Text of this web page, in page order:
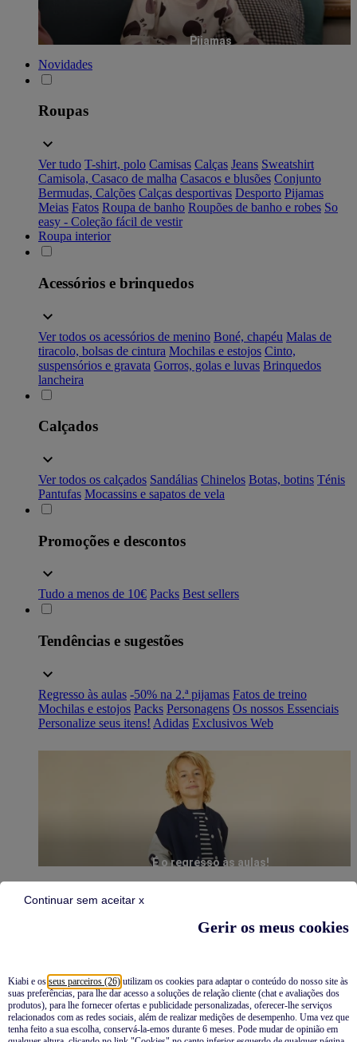
Gerir os meus cookies
Kiabi e os seus parceiros (26) utilizam os cookies para adaptar o conteúdo do nosso site às
suas preferências, para lhe dar acesso a soluções de relação cliente (chat e avaliações dos
produtos), para lhe fornecer ofertas e publicidade personalizadas, oferecer-lhe serviços
relacionados com as redes sociais, além de realizar medições de desempenho. Uma vez que
tenha feito a sua escolha, conservá-la-emos durante 6 meses. Pode mudar de opinião em
Continuar sem aceitar x
Pijamas
Novidades
Roupas
Ver tudo T-shirt, polo Camisas Calças Jeans Sweatshirt
Camisola, Casaco de malha Casacos e blusões Conjunto
Bermudas, Calções Calças desportivas Desporto Pijamas
Meias Fatos Roupa de banho Roupões de banho e robes So
easy - Coleção fácil de vestir
Roupa interior
Acessórios e brinquedos
Ver todos os acessórios de menino Boné, chapéu Malas de
tiracolo, bolsas de cintura Mochilas e estojos Cinto,
suspensórios e gravata Gorros, golas e luvas Brinquedos
lancheira
Calçados
Ver todos os calçados Sandálias Chinelos Botas, botins Ténis
Pantufas Mocassins e sapatos de vela
Promoções e descontos
Tudo a menos de 10€ Packs Best sellers
Tendências e sugestões
Regresso às aulas -50% na 2.ª pijamas Fatos de treino
Mochilas e estojos Packs Personagens Os nossos Essenciais
Personalize seus itens! Adidas Exclusivos Web
É o regresso às aulas!
Pijamas
Novidades